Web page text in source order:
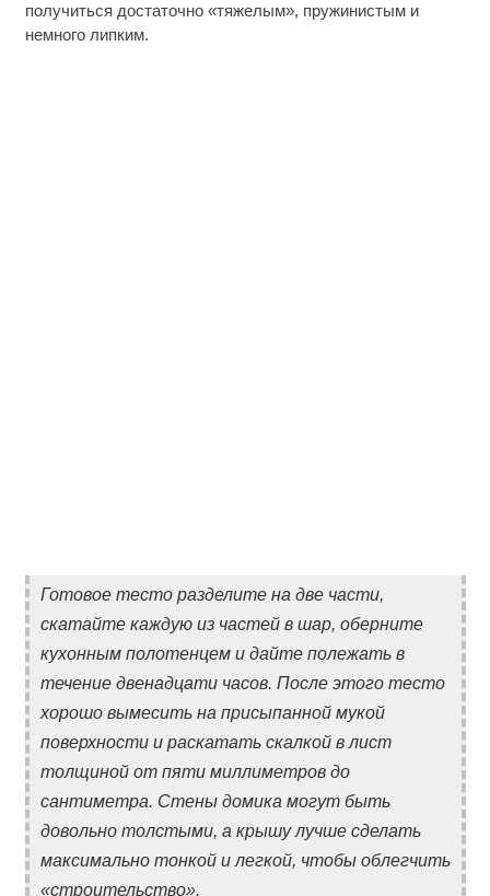
получиться достаточно «тяжелым», пружинистым и
немного липким.
Готовое тесто разделите на две части,
скатайте каждую из частей в шар, оберните
кухонным полотенцем и дайте полежать в
течение двенадцати часов. После этого тесто
хорошо вымесить на присыпанной мукой
поверхности и раскатать скалкой в лист
толщиной от пяти миллиметров до
сантиметра. Стены домика могут быть
довольно толстыми, а крышу лучше сделать
максимально тонкой и легкой, чтобы облегчить
«строительство».